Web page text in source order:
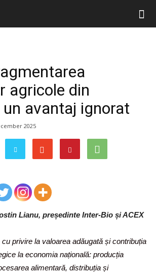
agricole din
un avantaj ignorat
2025
Lianu, președinte Inter-Bio și ACEX
cu privire la valoarea adăugată și contribuția
la economia națională: producția
alimentară, distribuția și